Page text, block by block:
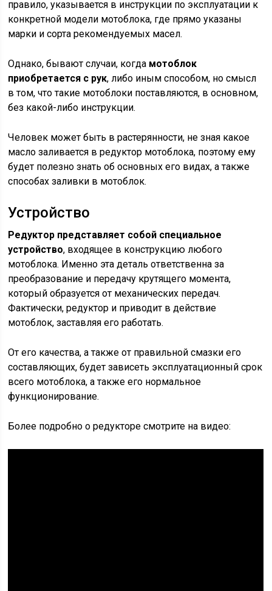
правило, указывается в инструкции по эксплуатации к
конкретной модели мотоблока, где прямо указаны
марки и сорта рекомендуемых масел.
Однако, бывают случаи, когда мотоблок
приобретается с рук, либо иным способом, но смысл
в том, что такие мотоблоки поставляются, в основном,
без какой-либо инструкции.
Человек может быть в растерянности, не зная какое
масло заливается в редуктор мотоблока, поэтому ему
будет полезно знать об основных его видах, а также
способах заливки в мотоблок.
Устройство
Редуктор представляет собой специальное
устройство, входящее в конструкцию любого
мотоблока. Именно эта деталь ответственна за
преобразование и передачу крутящего момента,
который образуется от механических передач.
Фактически, редуктор и приводит в действие
мотоблок, заставляя его работать.
От его качества, а также от правильной смазки его
составляющих, будет зависеть эксплуатационный срок
всего мотоблока, а также его нормальное
функционирование.
Более подробно о редукторе смотрите на видео: